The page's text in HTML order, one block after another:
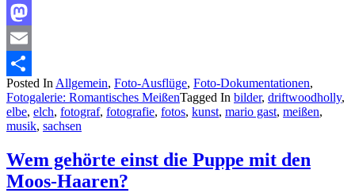
Facebook
Mastodon
Email
Teilen
Posted In Allgemein, Foto-Ausflüge, Foto-Dokumentationen,
Fotogalerie: Romantisches MeißenTagged In bilder, driftwoodholly,
elbe, elch, fotograf, fotografie, fotos, kunst, mario gast, meißen,
musik, sachsen
Wem gehörte einst die Puppe mit den
Moos-Haaren?